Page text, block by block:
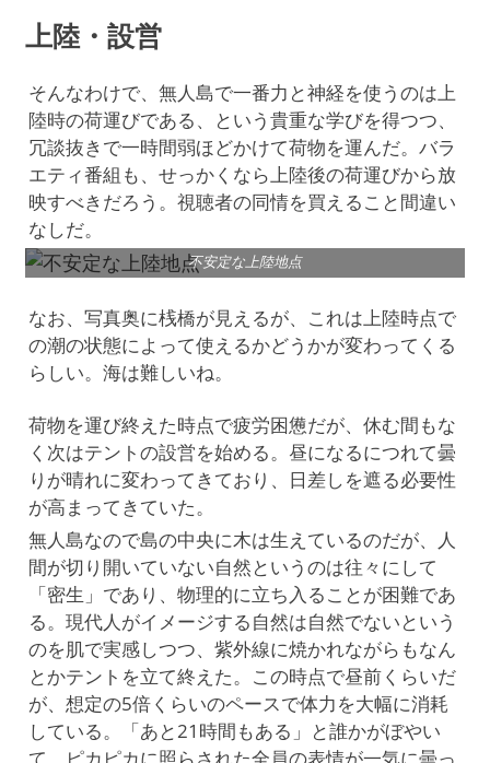
上陸・設営
そんなわけで、無人島で一番力と神経を使うのは上
陸時の荷運びである、という貴重な学びを得つつ、
冗談抜きで一時間弱ほどかけて荷物を運んだ。バラ
エティ番組も、せっかくなら上陸後の荷運びから放
映すべきだろう。視聴者の同情を買えること間違い
なしだ。
不安定な上陸地点
なお、写真奥に桟橋が見えるが、これは上陸時点で
の潮の状態によって使えるかどうかが変わってくる
らしい。海は難しいね。
荷物を運び終えた時点で疲労困憊だが、休む間もな
く次はテントの設営を始める。昼になるにつれて曇
りが晴れに変わってきており、日差しを遮る必要性
が高まってきていた。
無人島なので島の中央に木は生えているのだが、人
間が切り開いていない自然というのは往々にして
「密生」であり、物理的に立ち入ることが困難であ
る。現代人がイメージする自然は自然でないという
のを肌で実感しつつ、紫外線に焼かれながらもなん
とかテントを立て終えた。この時点で昼前くらいだ
が、想定の5倍くらいのペースで体力を大幅に消耗
している。「あと21時間もある」と誰かがぼやい